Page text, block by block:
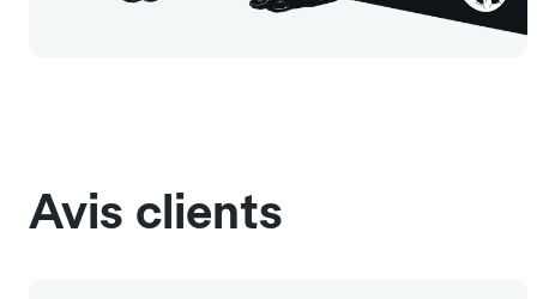
Avis clients